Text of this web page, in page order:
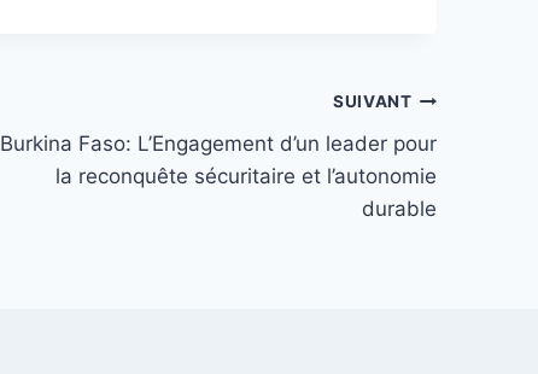
SUIVANT
Burkina Faso: L’Engagement d’un leader pour
la reconquête sécuritaire et l’autonomie
durable